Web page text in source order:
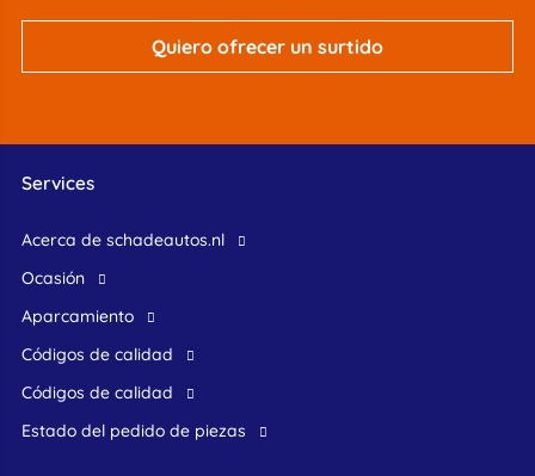
Quiero ofrecer un surtido
Services
Acerca de schadeautos.nl
ocasión
Aparcamiento
Códigos de calidad
Códigos de calidad
Estado del pedido de piezas